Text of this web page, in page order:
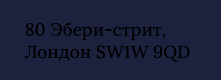
80 Эбери-стрит,
Лондон SW1W 9QD